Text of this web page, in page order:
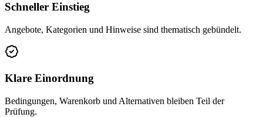
Schneller Einstieg
Angebote, Kategorien und Hinweise sind thematisch gebündelt.
Klare Einordnung
Bedingungen, Warenkorb und Alternativen bleiben Teil der
Prüfung.